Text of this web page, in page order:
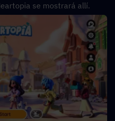
se mostrará allí.